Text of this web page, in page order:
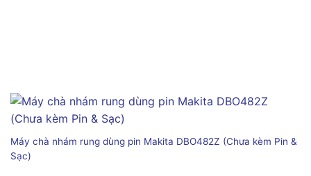
Máy chà nhám rung dùng pin Makita DBO482Z (Chưa kèm Pin &
Sạc)